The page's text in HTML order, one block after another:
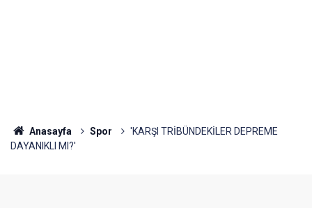
Anasayfa Spor
'KARŞI TRİBÜNDEKİLER DEPREME
DAYANIKLI MI?'